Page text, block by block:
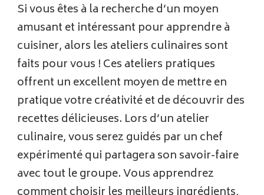
Si vous êtes à la recherche d’un moyen
amusant et intéressant pour apprendre à
cuisiner, alors les ateliers culinaires sont
faits pour vous ! Ces ateliers pratiques
offrent un excellent moyen de mettre en
pratique votre créativité et de découvrir des
recettes délicieuses. Lors d’un atelier
culinaire, vous serez guidés par un chef
expérimenté qui partagera son savoir-faire
avec tout le groupe. Vous apprendrez